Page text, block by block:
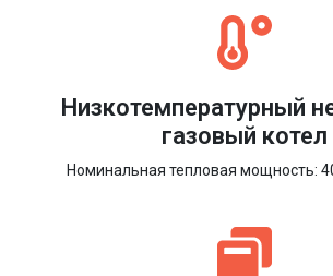
Низкотемпературный
газовый котел
Номинальная тепловая мощность: